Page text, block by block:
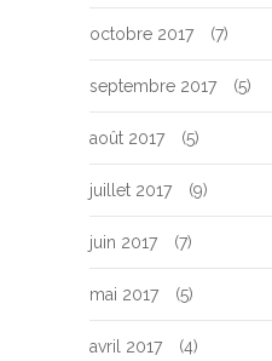
octobre 2017 (7)
septembre 2017 (5)
août 2017 (5)
juillet 2017 (9)
juin 2017 (7)
mai 2017 (5)
avril 2017 (4)